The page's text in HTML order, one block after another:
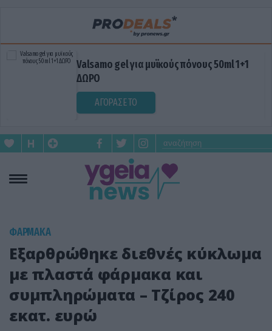
Valsamo gel για μυϊκούς πόνους 50ml 1+1
ΔΩΡΟ
ΑΓΟΡΑΣΕ ΤΟ
ΦΑΡΜΑΚΑ
Εξαρθρώθηκε διεθνές κύκλωμα
με πλαστά φάρμακα και
συμπληρώματα – Τζίρος 240
εκατ. ευρώ